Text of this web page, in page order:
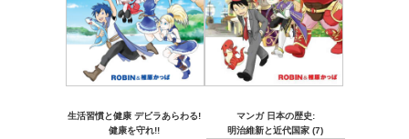
生活習慣と健康 デビラあらわる!
健康を守れ!!
マンガ 日本の歴史:
明治維新と近代国家 (7)